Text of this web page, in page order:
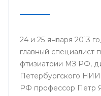
24 и 25 января 2013
главный специалист
фтизиатрии МЗ РФ,
Петербургского
РФ профессор Петр